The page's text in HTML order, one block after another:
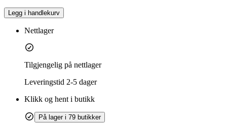
Legg i handlekurv
Nettlager
Tilgjengelig på nettlager
Leveringstid 2-5 dager
Klikk og hent i butikk
På lager i 79 butikker